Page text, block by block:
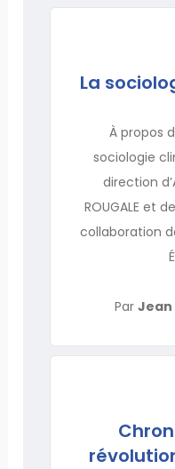
La
À propos
sociologie
direction
ROUGALE et
collaboration
Par Jean